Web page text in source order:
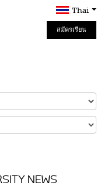
Thai
สมัครเรียน
Online
NEWS